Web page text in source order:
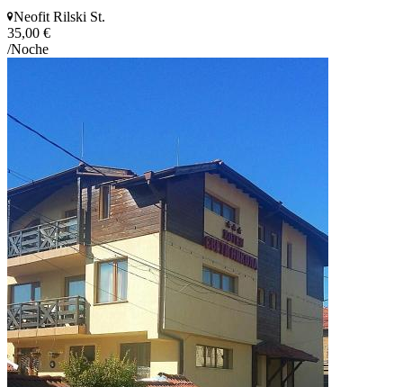
Neofit Rilski St.
35,00 €
/Noche